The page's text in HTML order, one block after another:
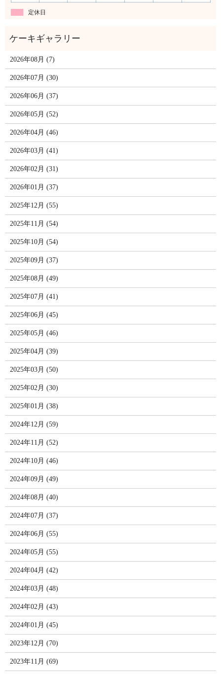
定休日
2026年08月 (7)
2026年07月 (30)
2026年06月 (37)
2026年05月 (52)
2026年04月 (46)
2026年03月 (41)
2026年02月 (31)
2026年01月 (37)
2025年12月 (55)
2025年11月 (54)
2025年10月 (54)
2025年09月 (37)
2025年08月 (49)
2025年07月 (41)
2025年06月 (45)
2025年05月 (46)
2025年04月 (39)
2025年03月 (50)
2025年02月 (30)
2025年01月 (38)
2024年12月 (59)
2024年11月 (52)
2024年10月 (46)
2024年09月 (49)
2024年08月 (40)
2024年07月 (37)
2024年06月 (55)
2024年05月 (55)
2024年04月 (42)
2024年03月 (48)
2024年02月 (43)
2024年01月 (45)
2023年12月 (70)
2023年11月 (69)